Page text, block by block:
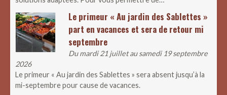
Le primeur « Au jardin des Sablettes »
part en vacances et sera de retour mi
septembre
Du mardi 21 juillet au samedi 19 septembre
2026
Le primeur « Au jardin des Sablettes » sera absent jusqu’à la
mi-septembre pour cause de vacances.